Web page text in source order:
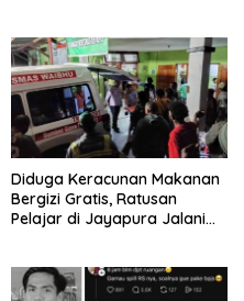
Diduga Keracunan Makanan
Bergizi Gratis, Ratusan
Pelajar di Jayapura Jalani